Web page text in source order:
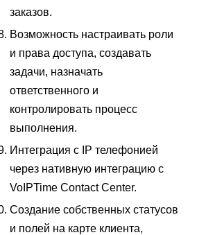
заказов.
Возможность настраивать роли
и права доступа, создавать
задачи, назначать
ответственного и
контролировать процесс
выполнения.
Интеграция с IP телефонией
через нативную интеграцию с
VoIPTime Contact Center.
Создание собственных статусов
и полей на карте клиента,